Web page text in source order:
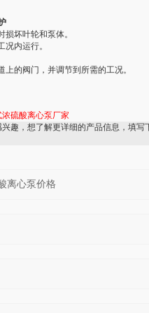
坏叶轮和泵体。
内运行。
的阀门，并调节到所需的工况。
硫酸离心泵厂家
兴趣，想了解更详细的产品信息，填写